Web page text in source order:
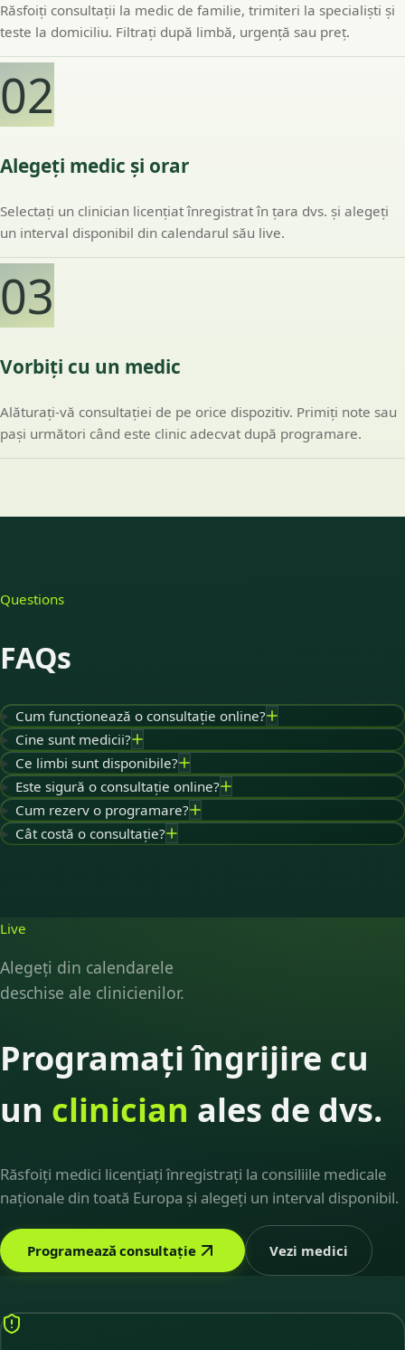
Răsfoiți consultații la medic de familie, trimiteri la specialiști și
teste la domiciliu. Filtrați după limbă, urgență sau preț.
02
Alegeți medic și orar
Selectați un clinician licențiat înregistrat în țara dvs. și alegeți
un interval disponibil din calendarul său live.
03
Vorbiți cu un medic
Alăturați-vă consultației de pe orice dispozitiv. Primiți note sau
pași următori când este clinic adecvat după programare.
Questions
FAQs
Cum funcționează o consultație online?
Cine sunt medicii?
Ce limbi sunt disponibile?
Este sigură o consultație online?
Cum rezerv o programare?
Cât costă o consultație?
Live
Alegeți din calendarele
deschise ale clinicienilor.
Programați îngrijire cu
un clinician ales de dvs.
Răsfoiți medici licențiați înregistrați la consiliile medicale
naționale din toată Europa și alegeți un interval disponibil.
Programează consultație Vezi medici